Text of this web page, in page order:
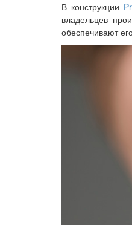
В конструкции
владельцев
обеспечивают